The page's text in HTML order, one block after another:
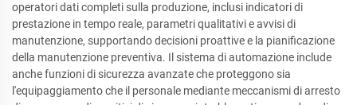
operatori dati completi sulla produzione, inclusi indicatori di
prestazione in tempo reale, parametri qualitativi e avvisi di
manutenzione, supportando decisioni proattive e la pianificazione
della manutenzione preventiva. Il sistema di automazione include
anche funzioni di sicurezza avanzate che proteggono sia
l'equipaggiamento che il personale mediante meccanismi di arresto